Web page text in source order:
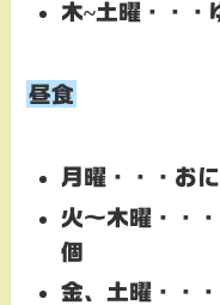
木~土曜・・・
昼食
月曜・・・お
火～木曜・・・
個
金、土曜・・・